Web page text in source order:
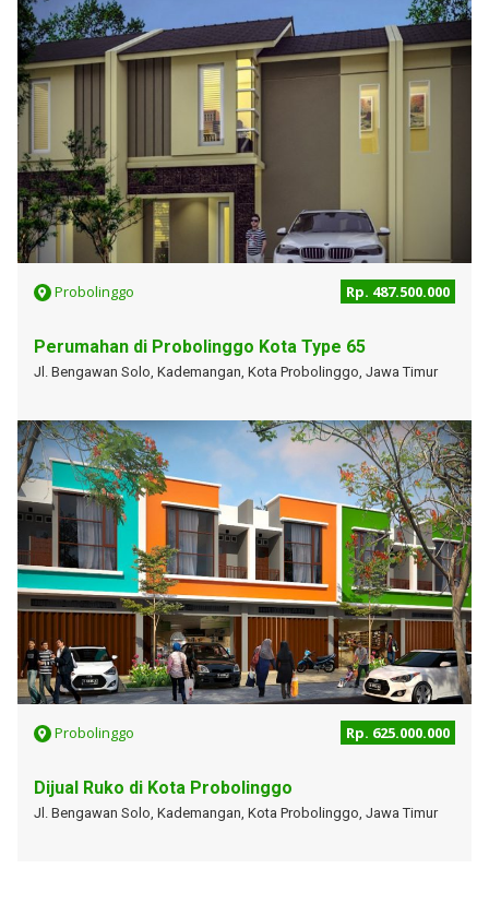
Probolinggo Rp. 487.500.000
Perumahan di Probolinggo Kota Type 65
Jl. Bengawan Solo, Kademangan, Kota Probolinggo, Jawa Timur
Probolinggo Rp. 625.000.000
Dijual Ruko di Kota Probolinggo
Jl. Bengawan Solo, Kademangan, Kota Probolinggo, Jawa Timur